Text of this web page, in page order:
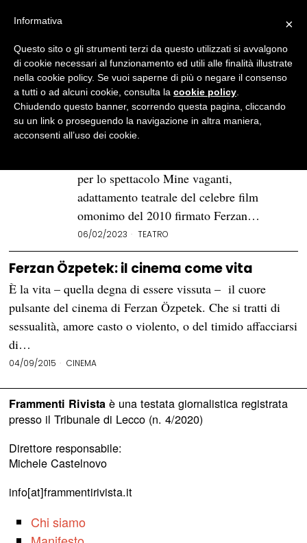
BROWSE TAG
Mine Vaganti
Il debutto a teatro di Ferzan
Özpetek con «Mine vaganti»
Quattro giorni di tutto esaurito al Teatro
per lo spettacolo Mine vaganti,
adattamento teatrale del celebre film
omonimo del 2010 firmato Ferzan…
06/02/2023 TEATRO
Ferzan Özpetek: il cinema come vita
È la vita – quella degna di essere vissuta – il cuore
pulsante del cinema di Ferzan Özpetek. Che si tratti di
sessualità, amore casto o violento, o del timido affacciarsi
di…
04/09/2015 CINEMA
Frammenti Rivistaè una testata giornalistica registrata
presso il Tribunale di Lecco (n. 4/2020)
Direttore responsabile:
Michele Castelnovo
info[at]frammentirivista.it
Chi siamo
×
Informativa
Questo sito o gli strumenti terzi da questo utilizzati si avvalgono
di cookie necessari al funzionamento ed utili alle finalità illustrate
nella cookie policy. Se vuoi saperne di più o negare il consenso
a tutti o ad alcuni cookie, consulta la cookie policy
Chiudendo questo banner, scorrendo questa pagina, cliccando
su un link o proseguendo la navigazione in altra maniera,
acconsenti all’uso dei cookie.